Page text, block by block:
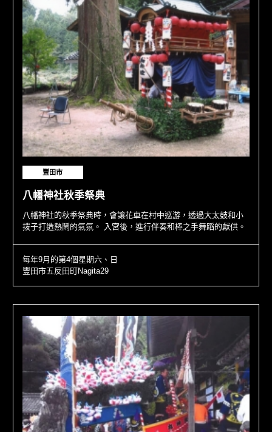
豐田市
八幡神社秋季祭典
八幡神社的秋季祭典時，會讓花車在村中巡游，透過大太鼓和小
拨子打造熱鬧的氣氛。 入宮後，進行伴奏和棒之手舞蹈的獻供。
每年9月的第4個星期六、日
豐田市五反田町Nagita29